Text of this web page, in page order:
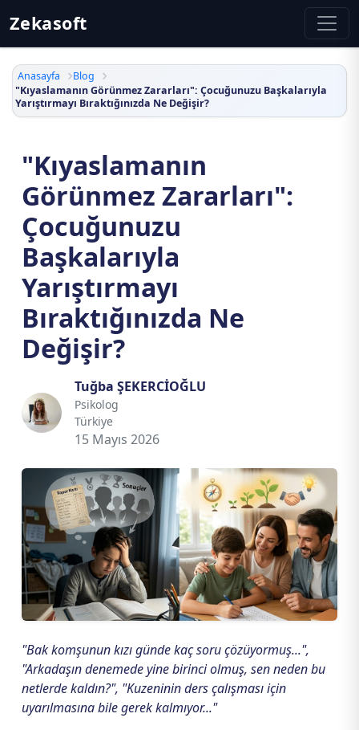
Zekasoft
Anasayfa
Blog
"Kıyaslamanın Görünmez Zararları": Çocuğunuzu Başkalarıyla
Yarıştırmayı Bıraktığınızda Ne Değişir?
"Kıyaslamanın
Görünmez Zararları":
Çocuğunuzu
Başkalarıyla
Yarıştırmayı
Bıraktığınızda Ne
Değişir?
Tuğba ŞEKERCİOĞLU
Psikolog
Türkiye
15 Mayıs 2026
"Bak komşunun kızı günde kaç soru çözüyormuş...",
"Arkadaşın denemede yine birinci olmuş, sen neden bu
netlerde kaldın?", "Kuzeninin ders çalışması için
uyarılmasına bile gerek kalmıyor..."